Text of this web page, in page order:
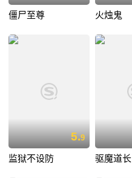
僵尸至尊 火烛鬼
5.9
监狱不设防 驱魔道长